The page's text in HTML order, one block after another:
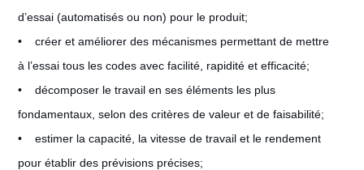
d’essai (automatisés ou non) pour le produit;
• créer et améliorer des mécanismes permettant de mettre
à l’essai tous les codes avec facilité, rapidité et efficacité;
• décomposer le travail en ses éléments les plus
fondamentaux, selon des critères de valeur et de faisabilité;
• estimer la capacité, la vitesse de travail et le rendement
pour établir des prévisions précises;